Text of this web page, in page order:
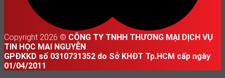
Copyright 2026 © CÔNG TY TNHH THƯƠNG MẠI DỊCH VỤ
TIN HỌC MAI NGUYỄN
GPĐKKD số 0310731352 do Sở KHĐT Tp.HCM cấp ngày
01/04/2011